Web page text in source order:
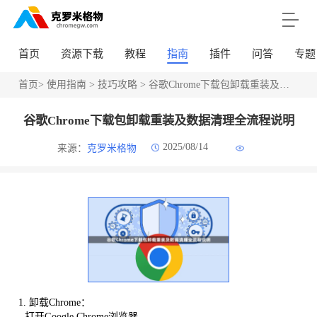
首页 资源下载 教程 指南 插件 问答 专题
首页> 使用指南 > 技巧攻略> 谷歌Chrome下载包卸载重装及数据清理全流程说明
谷歌Chrome下载包卸载重装及数据清理全流程说明
来源： 克罗米格物 2025/08/14
1. 卸载Chrome：